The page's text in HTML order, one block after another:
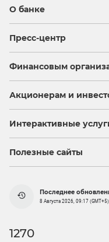
О банке
Пресс-центр
Финансовым
Акционерам и
Интерактивные
Полезные сайты
Последнее
8 Августа 2026, 09:17 (GMT+5)
1270